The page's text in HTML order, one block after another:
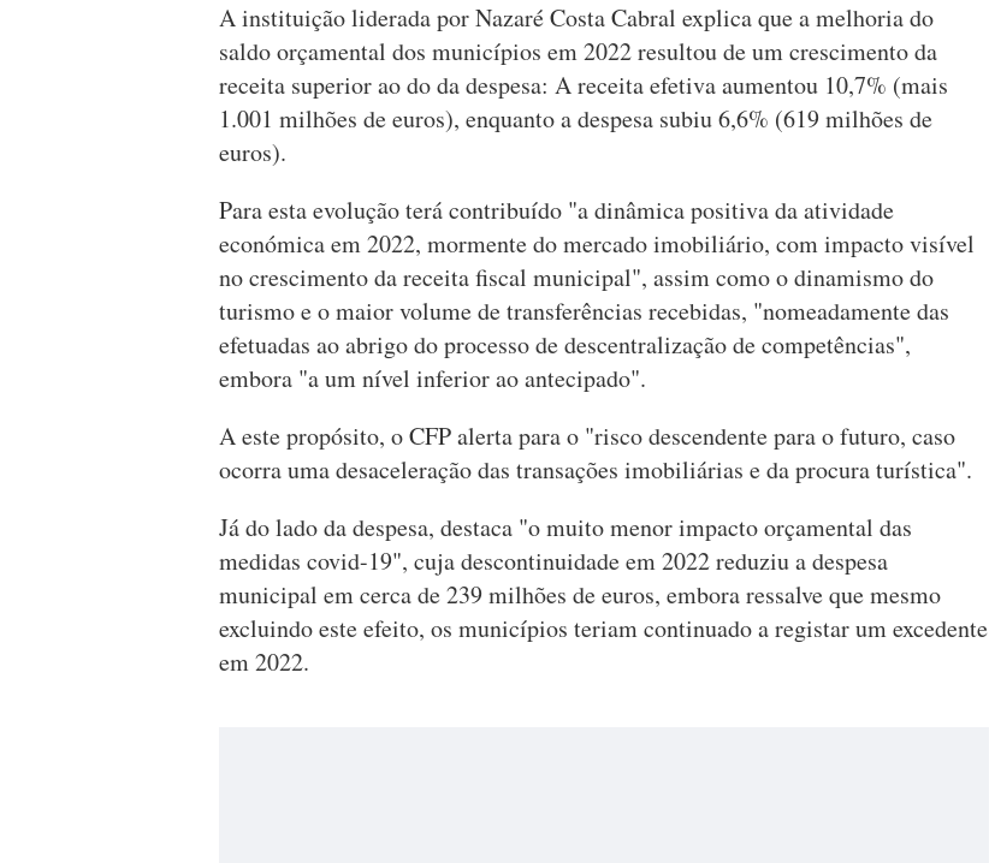
A instituição liderada por Nazaré Costa Cabral explica que a melhoria do
saldo orçamental dos municípios em 2022 resultou de um crescimento da
receita superior ao do da despesa: A receita efetiva aumentou 10,7% (mais
1.001 milhões de euros), enquanto a despesa subiu 6,6% (619 milhões de
euros).
Para esta evolução terá contribuído "a dinâmica positiva da atividade
económica em 2022, mormente do mercado imobiliário, com impacto visível
no crescimento da receita fiscal municipal", assim como o dinamismo do
turismo e o maior volume de transferências recebidas, "nomeadamente das
efetuadas ao abrigo do processo de descentralização de competências",
embora "a um nível inferior ao antecipado".
A este propósito, o CFP alerta para o "risco descendente para o futuro, caso
ocorra uma desaceleração das transações imobiliárias e da procura turística".
Já do lado da despesa, destaca "o muito menor impacto orçamental das
medidas covid-19", cuja descontinuidade em 2022 reduziu a despesa
municipal em cerca de 239 milhões de euros, embora ressalve que mesmo
excluindo este efeito, os municípios teriam continuado a registar um excedente
em 2022.